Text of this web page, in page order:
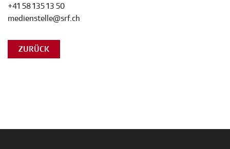
+41 58 135 13 50
medienstelle@srf.ch
ZURÜCK